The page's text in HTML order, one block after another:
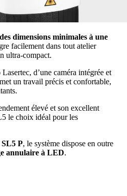
des dimensions minimales à une
facilement dans tout atelier
ultra-compact.
d’une caméra intégrée et
un travail précis et confortable,
élevé et son excellent
le choix idéal pour les
SL5 P, le système dispose en outre
annulaire à LED.